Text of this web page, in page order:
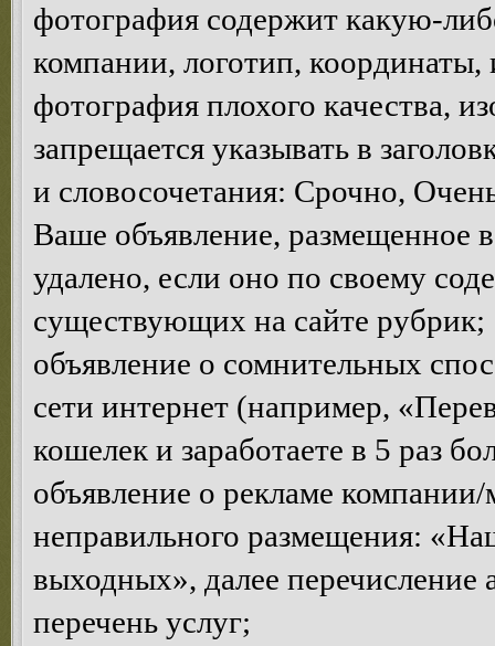
фотография содержит какую-
компании, логотип, координаты,
фотография плохого качества,
запрещается указывать в
и словосочетания: Срочно,
Ваше объявление, размещенное
удалено, если оно по своему
существующих на сайте рубрик;
объявление о сомнительных
сети интернет (например,
кошелек и заработаете в 5 раз
объявление о рекламе
неправильного размещения:
выходных», далее перечисление
перечень услуг;